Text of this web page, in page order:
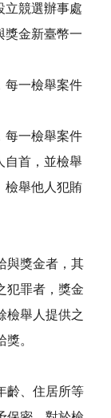
立競選辦事處
獎金新臺幣一
每一檢舉案件
每一檢舉案件
自首，並檢舉
檢舉他人犯賄
與獎金者，其
犯罪者，獎金
檢舉人提供之
。
齡、住居所等